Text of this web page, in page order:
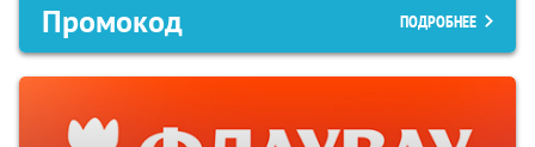
Промокод ПОДРОБНЕЕ